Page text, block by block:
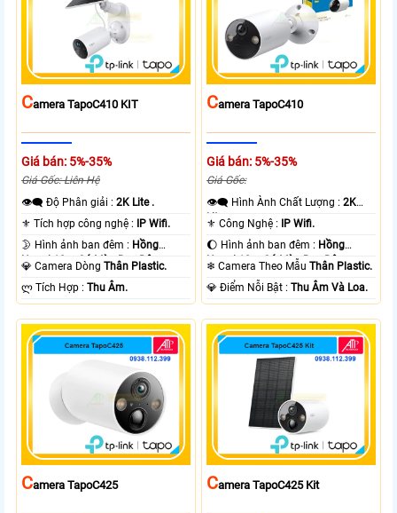
CAmera TapoC410 KIT
Giá bán: 5%-35%
Giá Gốc: Liên Hệ
👁️‍🗨 Độ Phân giải :2K Lite .
⚜️ Tích hợp công nghệ : IP Wifi.
🌛 Hình ảnh ban đêm : Hồng
Ngoại 10m Có Màu Ban Ðêm.
💎 Camera DòngThân Plastic.
️ლ Tích Hợp :Thu Âm.
CAmera TapoC410
Giá bán: 5%-35%
Giá Gốc:
👁️‍🗨 Hình Ành Chất Lượng :2K
Lite .
⚜️ Công Nghệ : IP Wifi.
🌔 Hình ảnh ban đêm : Hồng
Ngoại 10m Có Màu Ban Ðêm.
❄ Camera Theo MẫuThân Plastic.
️💎 Điểm Nỗi Bật :Thu Âm Và Loa.
CAmera TapoC425 CAmera TapoC425 Kit